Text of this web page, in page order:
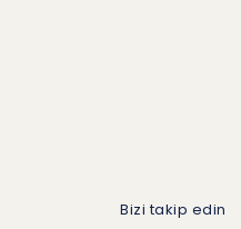
Bizi takip edin